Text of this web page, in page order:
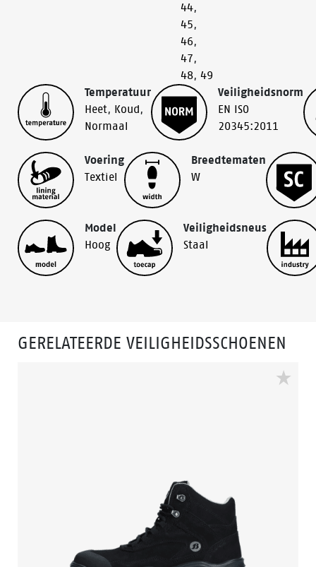
44,
45,
46,
47,
48, 49
Temperatuur
Heet, Koud,
Normaal
Veiligheidsnorm
EN ISO
20345:2011
Voering
Textiel
Breedtematen
W
Model
Hoog
Veiligheidsneus
Staal
GERELATEERDE VEILIGHEIDSSCHOENEN